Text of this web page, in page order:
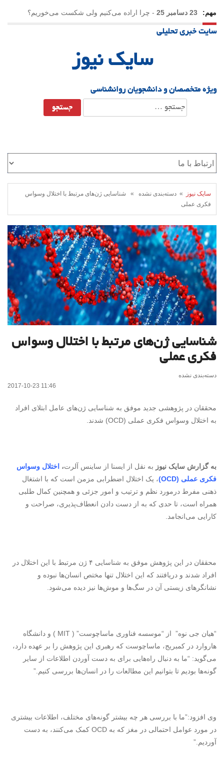
مهم: 23 دسامبر 25 - چرا اراده می‌کنیم ولی شکست می‌خوریم؟
21 دسامبر 25
سایت خبری تحلیلی
سایک نیوز
ویژه متخصصان و دانشجویان روانشناسی
جستجو
برای:
سایک نیوز
» دسته‌بندی نشده » شناسایی ژن‌های مرتبط با اختلال وسواس
فکری عملی
شناسایی ژن‌های مرتبط با اختلال وسواس
فکری عملی
دسته‌بندی نشده
2017-10-23 11:46
محققان در پژوهشی جدید موفق به شناسایی ژن‌های عامل ابتلای افراد
به اختلال وسواس فکری عملی (OCD) شدند.
به گزارش سایک نیوز به نقل از ایسنا از ساینس آلرت، اختلال وسواس
فکری عملی (OCD
)، یک اختلال اضطرابی مزمن است که با اشتغال
ذهنی مفرط درمورد نظم و ترتیب و امور جزئی و همچنین کمال ‌طلبی
همراه است، تا حدی که به از دست دادن انعطاف‌پذیری، صراحت و
کارایی می‌انجامد.
محققان در این پژوهش موفق به شناسایی ۴ ژن مرتبط با این اختلال در
افراد شدند و دریافتند که این اختلال تنها مختص انسان‌ها نبوده و
نشانگرهای زیستی آن در سگ‌ها و موش‌ها نیز دیده می‌شود.
“هیان جی نوه” از “موسسه فناوری ماساچوست” ( MIT ) و دانشگاه
هاروارد در کمبریج، ماساچوست که رهبری این پژوهش را بر عهده دارد،
می‌گوید: “ما به دنبال راه‌هایی برای به دست آوردن اطلاعات از سایر
گونه‌ها بودیم تا بتوانیم این مطالعات را در انسان‌ها بررسی کنیم.”
وی افزود:”ما با بررسی هر چه بیشتر گونه‌های مختلف، اطلاعات بیشتری
در مورد عوامل احتمالی در مغز که به OCD کمک می‌کنند، به دست
آوردیم.”